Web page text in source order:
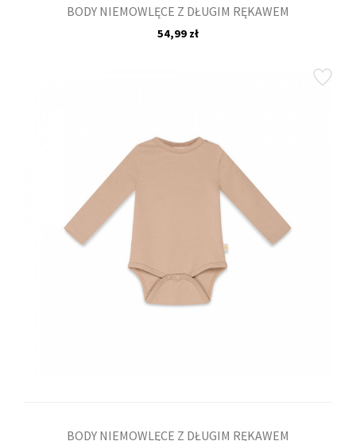
BODY NIEMOWLĘCE Z DŁUGIM RĘKAWEM
54,99 zł
BODY NIEMOWLĘCE Z DŁUGIM RĘKAWEM